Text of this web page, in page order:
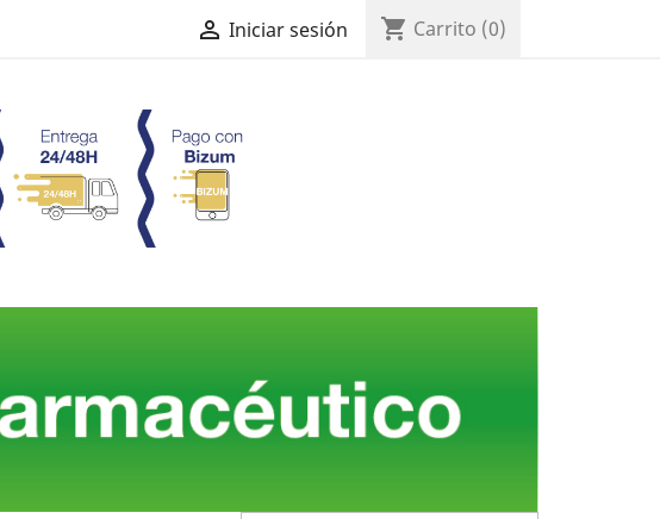
 Iniciar sesión shopping_cart Carrito (0)